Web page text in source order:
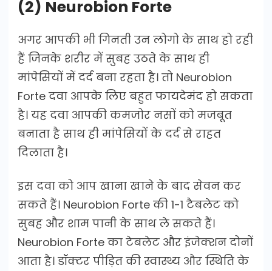
(2) Neurobion Forte
अगर आपकी भी गिनती उन लोगो के साथ हो रही
हैं जिनके शरीर में सुबह उठते के साथ ही
मांपेसियों में दर्द बना रहता है। तो Neurobion
Forte दवा आपके लिए बहुत फायदेमंद हो सकता
है। यह दवा आपकी कमजोर नसों को मजबूत
बनाता है साथ ही मांपेसियों के दर्द से राहत
दिलाता है।
इस दवा को आप खाना खाने के बाद सेवन कर
सकते हैं। Neurobion Forte की 1-1 टैबलेट को
सुबह और शाम पानी के साथ ले सकते हैं।
Neurobion Forte का टेबलेट और इंजेक्शन दोनों
आता है। डॉक्टर पीड़ित की स्वास्थ्य और स्थिति के